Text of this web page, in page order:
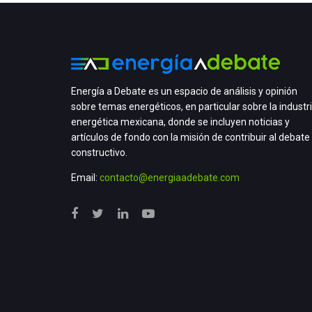
Energía a Debate es un espacio de análisis y opinión
sobre temas energéticos, en particular sobre la
energética mexicana, donde se incluyen noticias y
artículos de fondo con la misión de contribuir al debate
constructivo.
Email: contacto@energiaadebate.com